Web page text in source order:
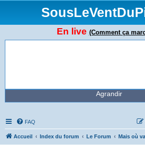
En live (Comment ça
Agrandir
FAQ
Accueil Index du forum Le Forum Mais où